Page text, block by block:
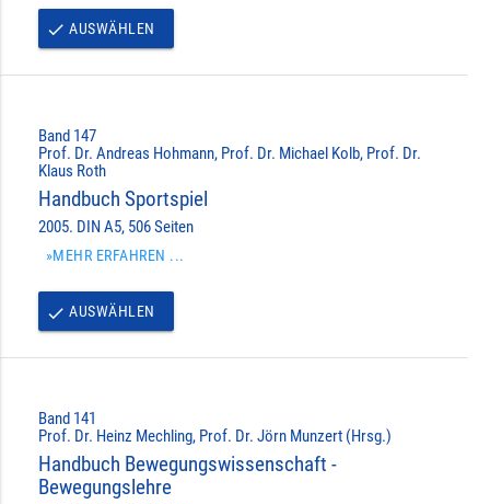
done AUSWÄHLEN
Band 147
Prof. Dr. Andreas Hohmann, Prof. Dr. Michael Kolb, Prof. Dr.
Klaus Roth
Handbuch Sportspiel
2005. DIN A5, 506 Seiten
»MEHR ERFAHREN ...
done AUSWÄHLEN
Band 141
Prof. Dr. Heinz Mechling, Prof. Dr. Jörn Munzert (Hrsg.)
Handbuch Bewegungswissenschaft -
Bewegungslehre